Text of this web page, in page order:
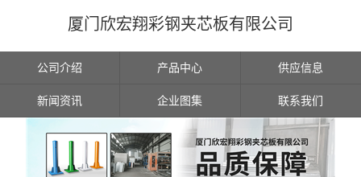
厦门欣宏翔彩钢夹芯板有限公司
公司介绍 产品中心 供应信息
新闻资讯 企业图集 联系我们